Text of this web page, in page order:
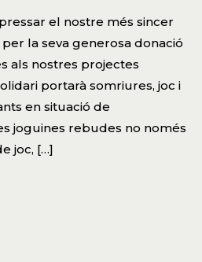
el nostre més sincer
la seva generosa donació
als nostres projectes
portarà somriures, joc i
en situació de
joguines rebudes no només
joc, […]